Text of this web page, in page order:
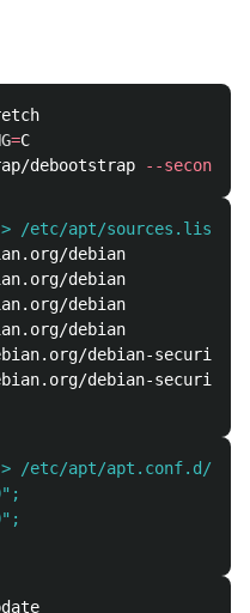
=
debootstrap --second-
debian
debian
debian
debian
debian-security
debian-security